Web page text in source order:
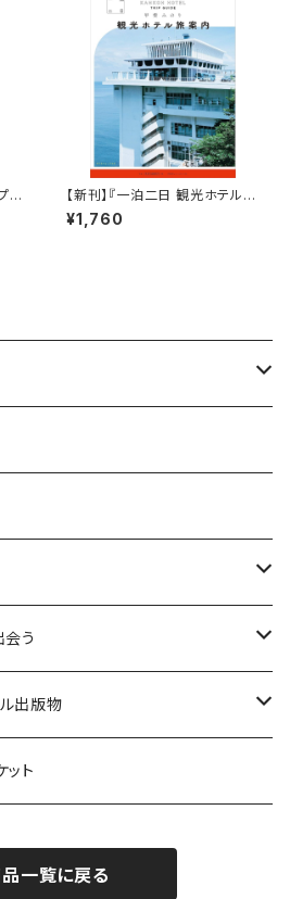
ル
ア
【新刊】『一泊二日 観光ホテル旅
案内』甲斐みのり
¥1,760
会う
ェア！！
出版物
ット
一覧に戻る